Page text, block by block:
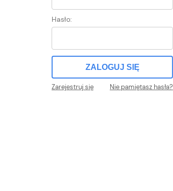
Hasło:
ZALOGUJ SIĘ
Nie pamiętasz hasła?
Zarejestruj się